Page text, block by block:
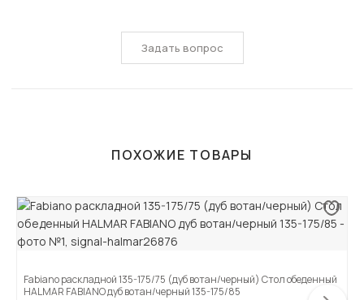
Задать вопрос
ПОХОЖИЕ ТОВАРЫ
Fabiano раскладной 135-175/75 (дуб вотан/черный) Стол обеденный
HALMAR FABIANO дуб вотан/черный 135-175/85